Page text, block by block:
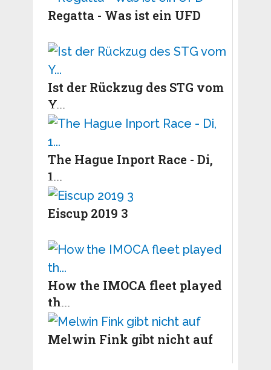
Regatta - Was ist ein UFD
Ist der Rückzug des STG vom
Y...
The Hague Inport Race - Di,
1...
Eiscup 2019 3
How the IMOCA fleet played
th...
Melwin Fink gibt nicht auf